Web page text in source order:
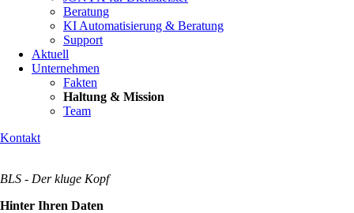
Beratung
KI Automatisierung & Beratung
Support
Aktuell
Unternehmen
Fakten
Haltung & Mission
Team
Kontakt
BLS - Der kluge Kopf
Hinter Ihren Daten